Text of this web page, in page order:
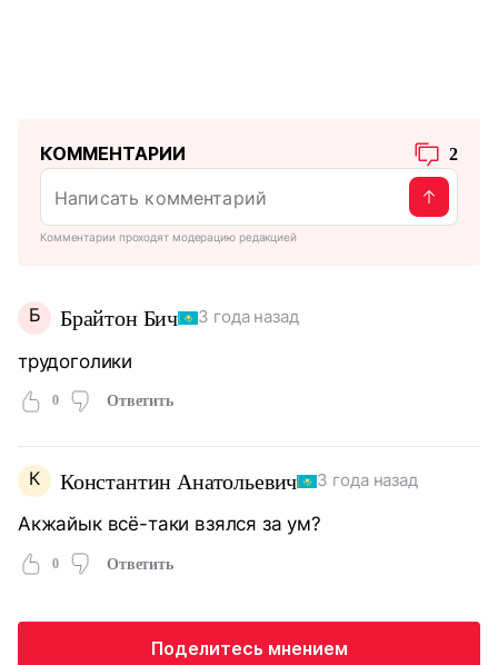
КОММЕНТАРИИ 2
Комментарии проходят модерацию редакцией
Б Брайтон Бич 3 года назад
трудоголики
0 Ответить
К Константин Анатольевич 3 года назад
Акжайык всё-таки взялся за ум?
0 Ответить
Поделитесь мнением